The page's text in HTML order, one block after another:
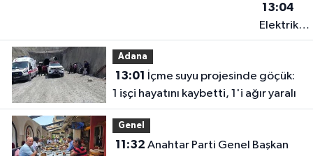
13:04
Elektrik
akımına
oldu
Adana
13:01
1 işçi hayatını kaybetti, 1'i ağır yaralı
Genel
11:32